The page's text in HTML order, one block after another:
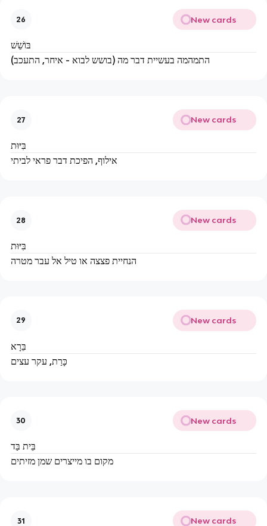
26 New cards
בּוֹשֵׁשׁ
התמהמה בעשיית דבר מה (בושש לבוא - איחר, התעכב)
27 New cards
בִּיּוּת
אילוף, הפיכת דבר פראי לביתי
28 New cards
בִּיּוּת
הנחיית פצצה או טיל אל עבר מטרה
29 New cards
בֵּרָא
כָּרַת, עקר עצים
30 New cards
בֵּית בַּד
מקום בו מייצרים שמן מזיתים
31 New cards